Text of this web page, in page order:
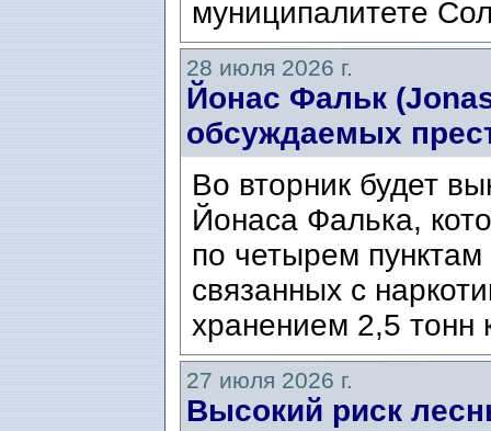
муниципалитете
28 июля 2026 г.
Йонас Фальк
обсуждаемых
Во вторник будет
Йонаса Фалька,
по четырем
связанных с
хранением 2,5 тонн
27 июля 2026 г.
Высокий риск